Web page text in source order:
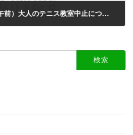
本日（4/10）の金曜（午前）大人のテニス教室中止について